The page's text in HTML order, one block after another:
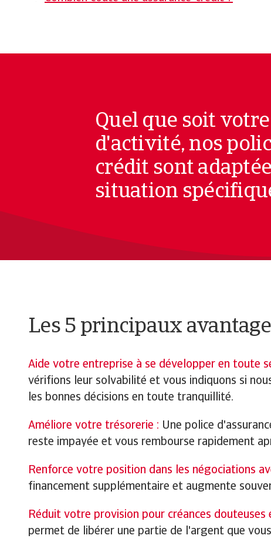
Quel que soit
d'activité, nos
crédit sont
situation
Les 5 principaux
Aide votre entreprise à se développer en toute
vérifions leur solvabilité et vous indiquons si
les bonnes décisions en toute tranquillité.
Améliore votre trésorerie : Une police
reste impayée et vous rembourse rapidement
Renforce votre position dans les négociations
financement supplémentaire et augmente
Réduit votre provision pour créances
permet de libérer une partie de l'argent que